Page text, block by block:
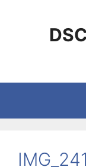
容